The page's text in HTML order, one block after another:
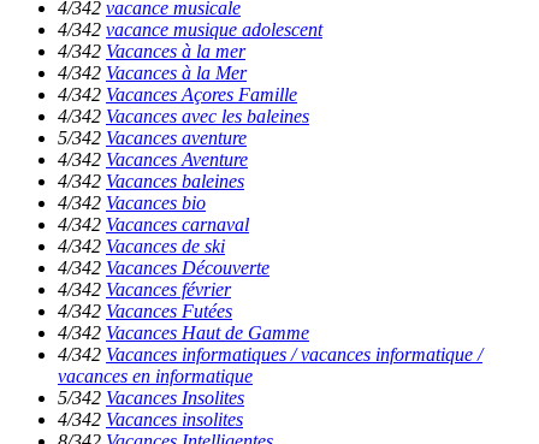
4/342 vacance musicale
4/342 vacance musique adolescent
4/342 Vacances à la mer
4/342 Vacances à la Mer
4/342 Vacances Açores Famille
4/342 Vacances avec les baleines
5/342 Vacances aventure
4/342 Vacances Aventure
4/342 Vacances baleines
4/342 Vacances bio
4/342 Vacances carnaval
4/342 Vacances de ski
4/342 Vacances Découverte
4/342 Vacances février
4/342 Vacances Futées
4/342 Vacances Haut de Gamme
4/342 Vacances informatiques / vacances informatique /
vacances en informatique
5/342 Vacances Insolites
4/342 Vacances insolites